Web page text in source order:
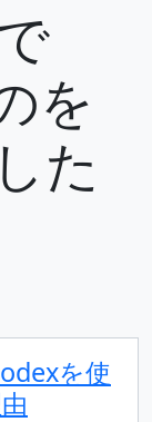
を
た
を使